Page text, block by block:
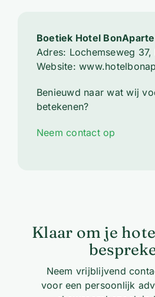
Boetiek Hotel
Adres: Lochemseweg 37,
Website:
Benieuwd naar wat wij
betekenen?
Neem contact op
Klaar om je
Neem vrijblijvend
voor een persoonlijk